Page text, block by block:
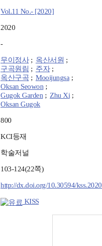
Vol.11 No.- [2020]
2020
-
무이정사; 옥산서원 ;
구곡원림 ; 주자;
옥산구곡 ; Mooijungsa;
Oksan Seowon ;
Gugok Garden ; Zhu Xi;
Oksan Gugok
800
KCI등재
학술저널
103-124(22쪽)
http://dx.doi.org/10.30594/
KISS